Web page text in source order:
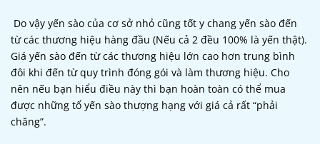
Do vậy yến sào của cơ sở nhỏ cũng tốt y chang yến sào đến
từ các thương hiệu hàng đầu (Nếu cả 2 đều 100% là yến thật).
Giá yến sào đến từ các thương hiệu lớn cao hơn trung bình
đôi khi đến từ quy trình đóng gói và làm thương hiệu. Cho
nên nếu bạn hiểu điều này thì bạn hoàn toàn có thể mua
được những tổ yến sào thượng hạng với giá cả rất “phải
chăng”.